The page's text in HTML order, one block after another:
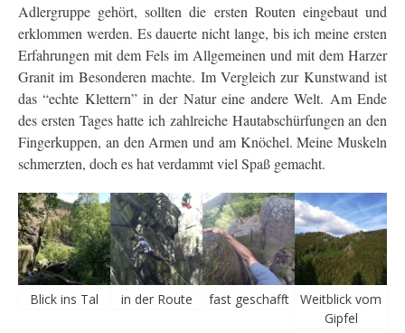
Adlergruppe gehört, sollten die ersten Routen eingebaut und
erklommen werden. Es dauerte nicht lange, bis ich meine ersten
Erfahrungen mit dem Fels im Allgemeinen und mit dem Harzer
Granit im Besonderen machte. Im Vergleich zur Kunstwand ist
das “echte Klettern” in der Natur eine andere Welt. Am Ende
des ersten Tages hatte ich zahlreiche Hautabschürfungen an den
Fingerkuppen, an den Armen und am Knöchel. Meine Muskeln
schmerzten, doch es hat verdammt viel Spaß gemacht.
Blick ins Tal in der Route fast geschafft
Weitblick vom
Gipfel